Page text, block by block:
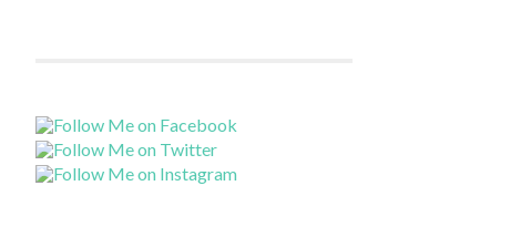
noch
einem
Filme und die
Muss, aber